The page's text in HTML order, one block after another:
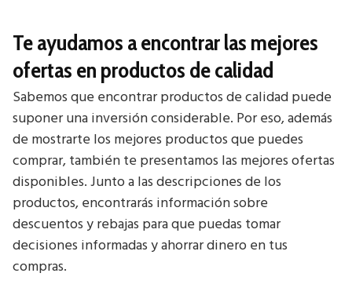
Te ayudamos a encontrar las mejores
ofertas en productos de calidad
Sabemos que encontrar productos de calidad puede
suponer una inversión considerable. Por eso, además
de mostrarte los mejores productos que puedes
comprar, también te presentamos las mejores ofertas
disponibles. Junto a las descripciones de los
productos, encontrarás información sobre
descuentos y rebajas para que puedas tomar
decisiones informadas y ahorrar dinero en tus
compras.